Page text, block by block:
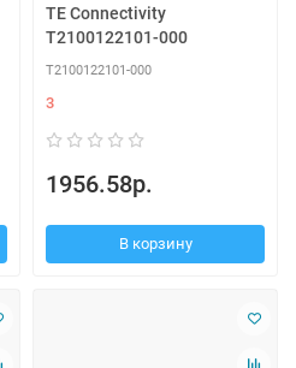
TE Connectivity
T2100122101-000
T2100122101-000
3
1956.58р.
В корзину